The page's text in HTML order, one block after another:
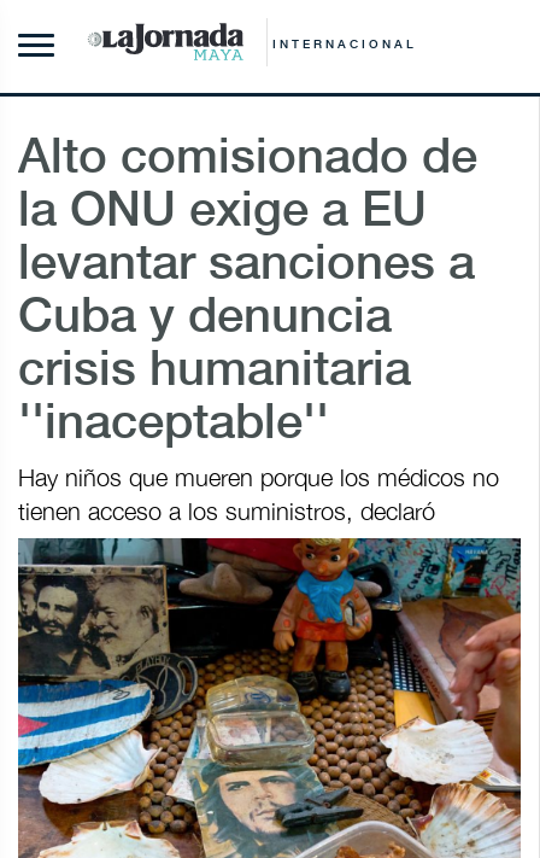
INTERNACIONAL
Alto comisionado de
la ONU exige a EU
levantar sanciones a
Cuba y denuncia
crisis humanitaria
''inaceptable''
Hay niños que mueren porque los médicos no
tienen acceso a los suministros, declaró